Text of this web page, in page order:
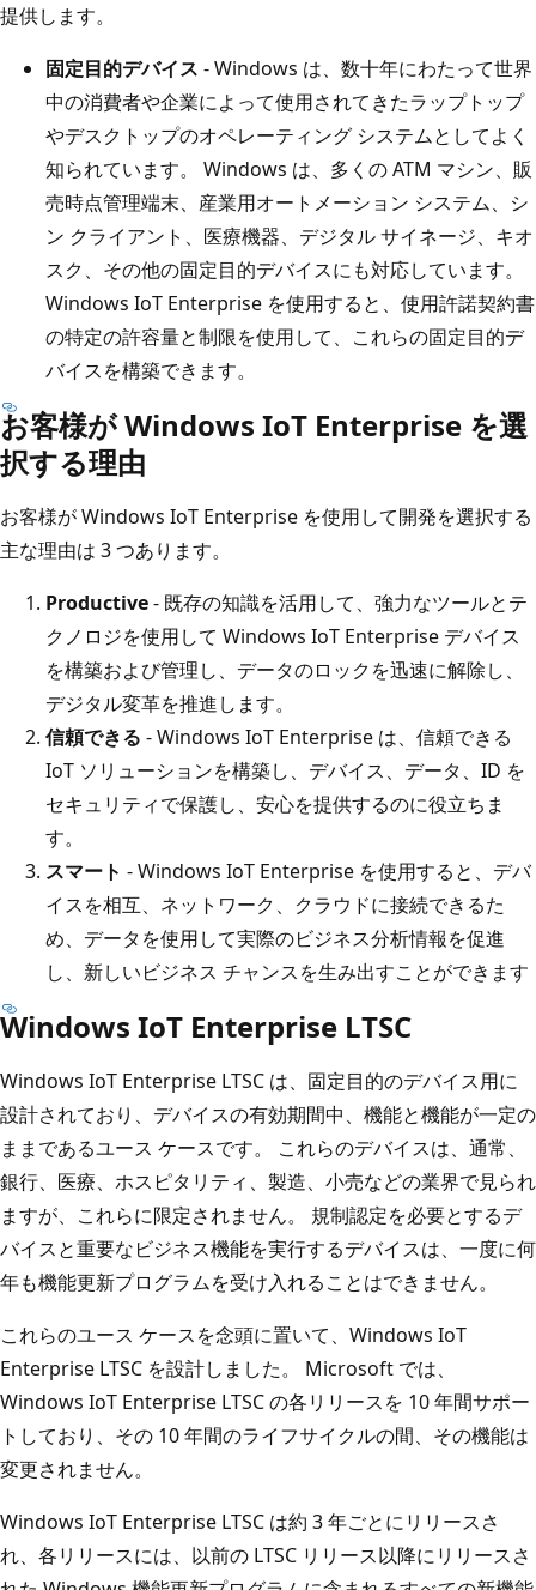
提供します。
固定目的デバイス - Windows は、数十年にわたって世界
中の消費者や企業によって使用されてきたラップトップ
やデスクトップのオペレーティング システムとしてよく
知られています。 Windows は、多くの ATM マシン、販
売時点管理端末、産業用オートメーション システム、シ
ン クライアント、医療機器、デジタル サイネージ、キオ
スク、その他の固定目的デバイスにも対応しています。
Windows IoT Enterprise を使用すると、使用許諾契約書
の特定の許容量と制限を使用して、これらの固定目的デ
バイスを構築できます。
お客様が Windows IoT Enterprise を選
択する理由
お客様が Windows IoT Enterprise を使用して開発を選択する
主な理由は 3 つあります。
Productive- 既存の知識を活用して、強力なツールとテ
クノロジを使用して Windows IoT Enterprise デバイス
を構築および管理し、データのロックを迅速に解除し、
デジタル変革を推進します。
信頼できる - Windows IoT Enterprise は、信頼できる
IoT ソリューションを構築し、デバイス、データ、ID を
セキュリティで保護し、安心を提供するのに役立ちま
す。
スマート - Windows IoT Enterprise を使用すると、デバ
イスを相互、ネットワーク、クラウドに接続できるた
め、データを使用して実際のビジネス分析情報を促進
し、新しいビジネス チャンスを生み出すことができます
Windows IoT Enterprise LTSC
Windows IoT Enterprise LTSC は、固定目的のデバイス用に
設計されており、デバイスの有効期間中、機能と機能が一定の
ままであるユース ケースです。 これらのデバイスは、通常、
銀行、医療、ホスピタリティ、製造、小売などの業界で見られ
ますが、これらに限定されません。 規制認定を必要とするデ
バイスと重要なビジネス機能を実行するデバイスは、一度に何
年も機能更新プログラムを受け入れることはできません。
これらのユース ケースを念頭に置いて、Windows IoT
Enterprise LTSC を設計しました。 Microsoft では、
Windows IoT Enterprise LTSC の各リリースを 10 年間サポー
トしており、その 10 年間のライフサイクルの間、その機能は
変更されません。
Windows IoT Enterprise LTSC は約 3 年ごとにリリースさ
れ、各リリースには、以前の LTSC リリース以降にリリースさ